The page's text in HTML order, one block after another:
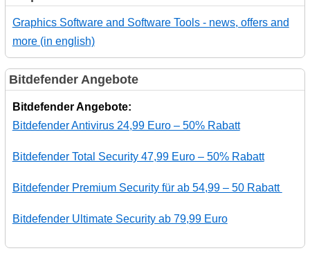
Graphics Software and Software Tools - news, offers and
more (in english)
Bitdefender Angebote
Bitdefender Angebote:
Bitdefender Antivirus 24,99 Euro – 50% Rabatt
Bitdefender Total Security 47,99 Euro – 50% Rabatt
Bitdefender Premium Security für ab 54,99 – 50 Rabatt
Bitdefender Ultimate Security ab 79,99 Euro